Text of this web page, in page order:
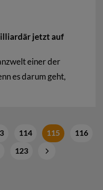
jetzt auf
einer der
es darum geht,
114 115
116
123